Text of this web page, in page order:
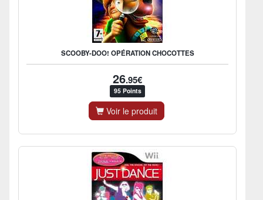
SCOOBY-DOO! OPÉRATION CHOCOTTES
26.95€
95 Points
Voir le produit